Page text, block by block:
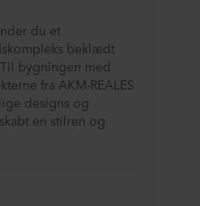
du et
beklædt
bygningen med
fra AKM-REALES
designs og
en stilren og